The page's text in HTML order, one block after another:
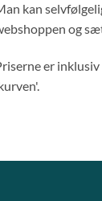
kan
og
er